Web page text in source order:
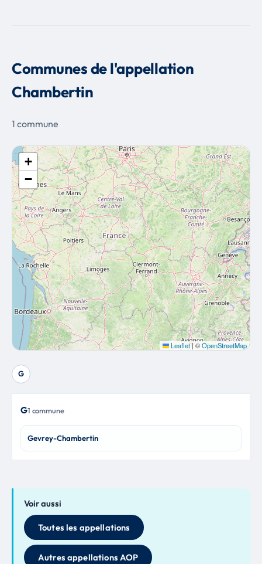
Communes de l'appellation
Chambertin
1 commune
+
−
Leaflet| ©OpenStreetMap
G
G1 commune
Gevrey-Chambertin
Voir aussi
Toutes les appellations
Autres appellations AOP